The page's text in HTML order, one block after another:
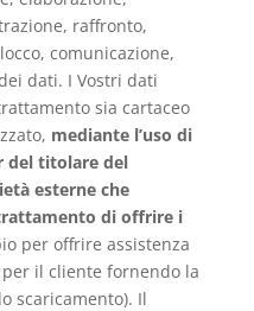
raffronto,
comunicazione,
dati. I Vostri dati
sia cartaceo
mediante l’uso di
del titolare del
esterne che
di offrire i
per offrire assistenza
il cliente fornendo la
scaricamento). Il